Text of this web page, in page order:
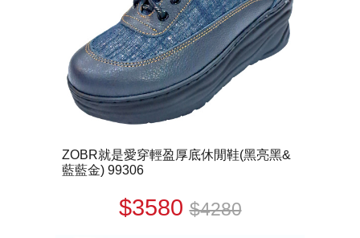
ZOBR就是愛穿輕盈厚底休閒鞋(黑亮黑&
藍藍金) 99306
$3580$4280